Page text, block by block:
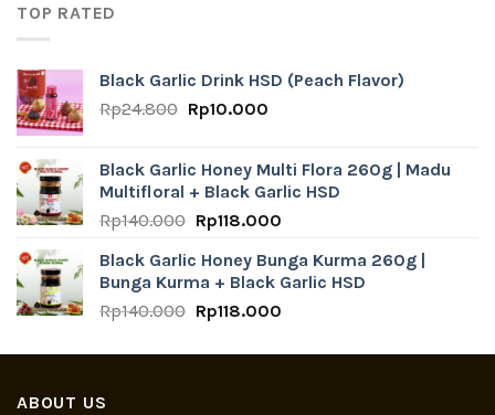
TOP RATED
Black Garlic Drink HSD (Peach Flavor)
Rp24.800 Original
Rp24.800.
Rp10.000Current
Rp10.000.
Black Garlic Honey Multi Flora 260g | Madu
Multifloral + Black Garlic HSD
Rp140.000 Original
was:
Rp140.000.
Rp118.000Current
is:
Rp118.000.
Black Garlic Honey Bunga Kurma 260g |
Bunga Kurma + Black Garlic HSD
Rp140.000 Original
was:
Rp118.000Current
is:
ABOUT US